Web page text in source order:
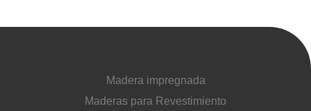
Madera impregnada
Maderas para Revestimiento